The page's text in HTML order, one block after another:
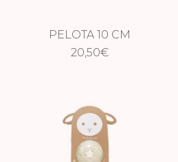
PELOTA 10 CM
GLITTER AMARILLA
20,50€